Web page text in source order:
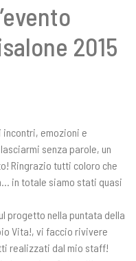
2015
emozioni e
senza parole, un
Ringrazio tutti coloro che
in totale siamo stati quasi
progetto nella puntata della
Vita!, vi faccio rivivere
realizzati dal mio staff!